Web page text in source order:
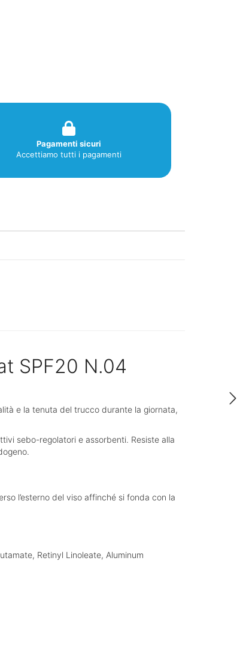
Pagamenti sicuri
Accettiamo tutti i pagamenti
SPF20 N.04
e la tenuta del trucco durante la giornata,
sebo-regolatori e assorbenti. Resiste alla
l’esterno del viso affinché si fonda con la
Retinyl Linoleate, Aluminum